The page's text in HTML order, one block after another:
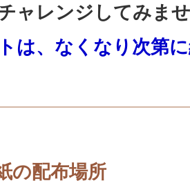
ャレンジしてみま
は、なくなり次第
の配布場所